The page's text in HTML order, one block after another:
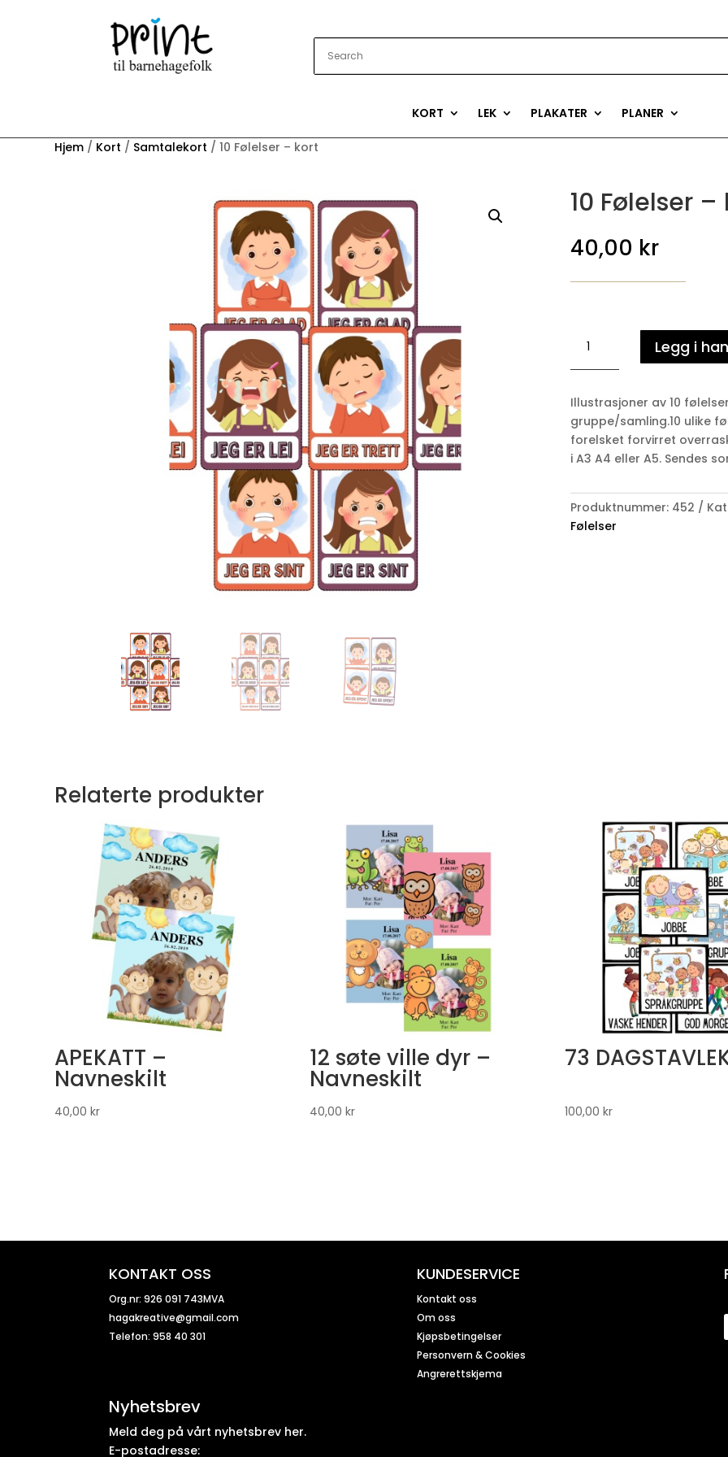
KORT LEK PLAKATER PLANER
Hjem / Kort / Samtalekort / 10 Følelser – kort
10 Følelser –
40,00 kr
Følelser
-
antall
Legg i
Illustrasjoner av 10
gruppe/samling.10 ulike
forelsket forvirret
i A3 A4 eller A5. Sendes
Produktnummer: 452
Følelser
Relaterte produkter
APEKATT –
Navneskilt
40,00kr
12 søte ville dyr –
Navneskilt
40,00kr
73
100,00 kr
KONTAKT OSS
Org.nr: 926 091 743MVA
hagakreative@gmail.com
Telefon: 958 40 301
Nyhetsbrev
Meld deg på vårt nyhetsbrev her.
E-postadresse:
KUNDESERVICE
Kontakt oss
Om oss
Kjøpsbetingelser
Personvern & Cookies
Angrerettskjema